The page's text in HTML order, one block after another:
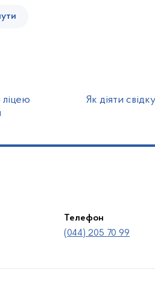
ліцею
Як діяти
Телефон
(044) 205 70 99